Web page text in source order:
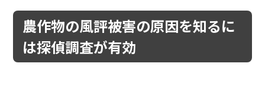
農作物の風評被害の原因を知るに
は探偵調査が有効